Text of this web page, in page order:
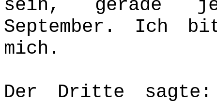
sein, gerade
September. Ich
mich.
Der Dritte